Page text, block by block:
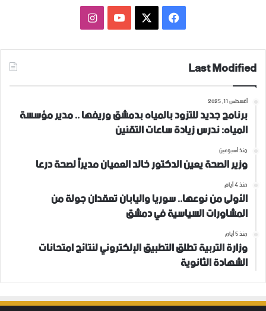
فيسبوك ‫YouTubeانستقرام
Last Modified
أغسطس 11, 2025
برنامج جديد للتزود بالمياه بدمشق وريفها .. مدير مؤسسة
المياه: ندرس زيادة ساعات التقنين
منذ أسبوعين
وزير الصحة يعين الدكتور خالد العميان مديراً لصحة درعا
منذ 4 أيام
الأولى من نوعها.. سوريا واليابان تعقدان جولة من
المشاورات السياسية في دمشق
منذ 5 أيام
وزارة التربية تطلق التطبيق الإلكتروني لنتائج امتحانات
الشهادة الثانوية